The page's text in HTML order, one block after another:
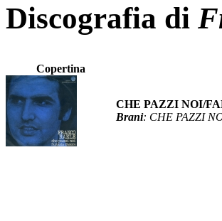
Discografia di
Copertina
CHE PAZZI NOI/
Brani: CHE PAZZI